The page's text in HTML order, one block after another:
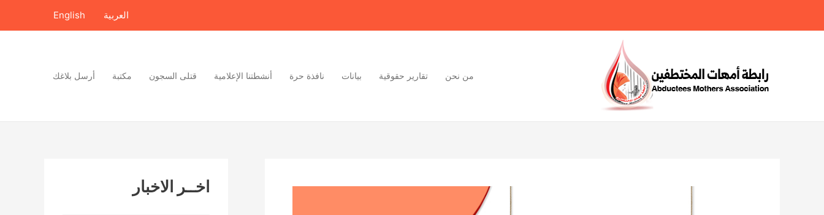
العربية English
من نحن تقارير حقوقية بيانات نافذة حرة أنشطتنا الإعلامية قتلى السجون مكتبة أرسل بلاغك
اخــر الاخبار